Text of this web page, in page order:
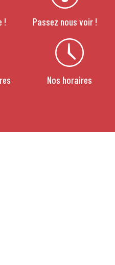
! Passez nous voir !
Nos horaires